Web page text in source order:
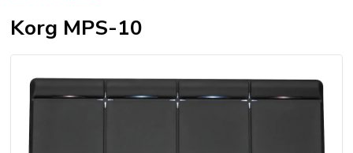
Korg MPS-10